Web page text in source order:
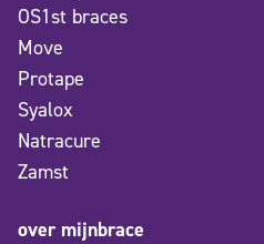
OS1st braces
Move
Protape
Syalox
Natracure
Zamst
over mijnbrace